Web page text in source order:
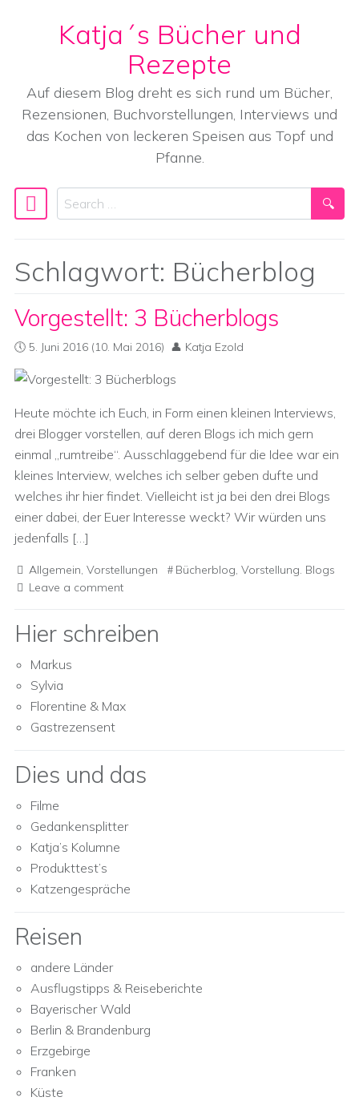
Skip to content
Katja´s Bücher und
Rezepte
Auf diesem Blog dreht es sich rund um Bücher,
Rezensionen, Buchvorstellungen, Interviews und
das Kochen von leckeren Speisen aus Topf und
Pfanne.
Main Navigation
Search
Schlagwort: Bücherblog
Vorgestellt: 3 Bücherblogs
5. Juni 2016 (10. Mai 2016) Katja Ezold
Heute möchte ich Euch, in Form einen kleinen Interviews,
drei Blogger vorstellen, auf deren Blogs ich mich gern
einmal „rumtreibe“. Ausschlaggebend für die Idee war ein
kleines Interview, welches ich selber geben dufte und
welches ihr hier findet. Vielleicht ist ja bei den drei Blogs
einer dabei, der Euer Interesse weckt? Wir würden uns
jedenfalls […]
Allgemein, Vorstellungen Bücherblog, Vorstellung. Blogs
Leave a comment
Hier schreiben
Markus
Sylvia
Florentine & Max
Gastrezensent
Dies und das
Filme
Gedankensplitter
Katja’s Kolumne
Produkttest’s
Katzengespräche
Reisen
andere Länder
Ausflugstipps & Reiseberichte
Bayerischer Wald
Berlin & Brandenburg
Erzgebirge
Franken
Küste